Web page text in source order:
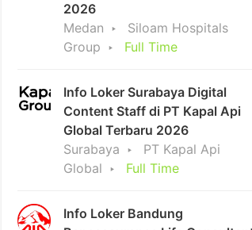
2026
Medan
Siloam Hospitals
Group
Full Time
Info Loker Surabaya Digital
Content Staff di PT Kapal Api
Global Terbaru 2026
Surabaya
PT Kapal Api
Global
Full Time
Info Loker Bandung